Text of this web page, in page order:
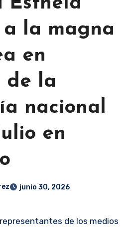
a la magna
en
de la
nacional
en
junio 30, 2026